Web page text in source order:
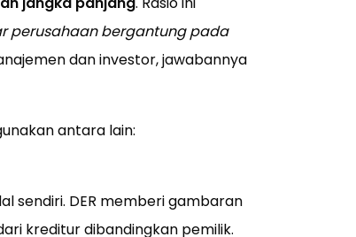
perusahaan bergantung pada
dan investor, jawabannya
antara lain:
sendiri. DER memberi gambaran
kreditur dibandingkan pemilik.